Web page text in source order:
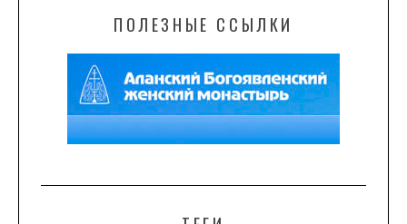
ПОЛЕЗНЫЕ ССЫЛКИ